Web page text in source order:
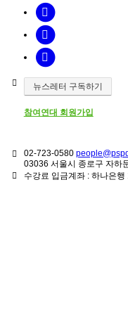
뉴스레터 구독하기
참여연대 회원가입
02-723-0580
03036 서울시 종로구 자하
수강료 입금계좌 : 하나은